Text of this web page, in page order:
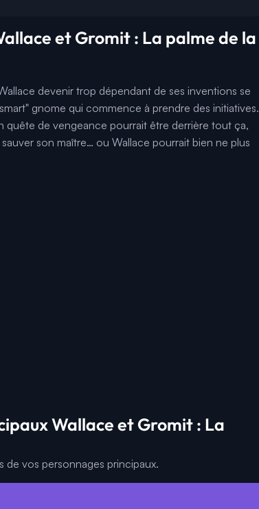
et Gromit : La palme de la
devenir trop dépendant de ses inventions se
gnome qui commence à prendre des initiatives.
quête de vengeance pourrait être derrière tout ça,
son maître… ou Wallace pourrait bien ne plus
Wallace et Gromit : La
de vos personnages principaux.